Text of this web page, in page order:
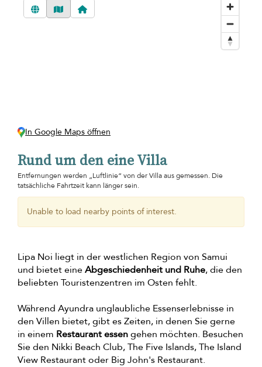
In Google Maps öffnen
Rund um den eine Villa
Entfernungen werden „Luftlinie“ von der Villa aus gemessen. Die
tatsächliche Fahrtzeit kann länger sein.
Unable to load nearby points of interest.
Lipa Noi liegt in der westlichen Region von Samui
und bietet eineAbgeschiedenheit und Ruhe, die den
beliebten Touristenzentren im Osten fehlt.
Während Ayundra unglaubliche Essenserlebnisse in
den Villen bietet, gibt es Zeiten, in denen Sie gerne
in einem Restaurant essengehen möchten. Besuchen
Sie den Nikki Beach Club, The Five Islands, The Island
View Restaurant oder Big John's Restaurant.